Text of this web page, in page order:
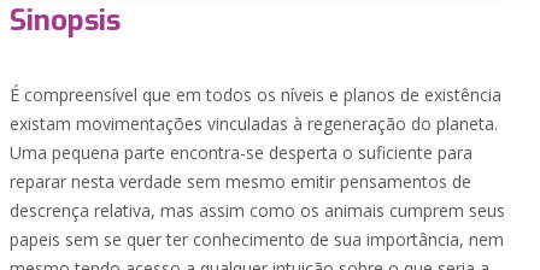
Sinopsis
É compreensível que em todos os níveis e planos de existência
existam movimentações vinculadas à regeneração do planeta.
Uma pequena parte encontra-se desperta o suficiente para
reparar nesta verdade sem mesmo emitir pensamentos de
descrença relativa, mas assim como os animais cumprem seus
papeis sem se quer ter conhecimento de sua importância, nem